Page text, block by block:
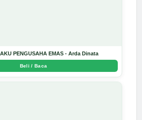
PENGUSAHA EMAS - Arda Dinata
Beli / Baca